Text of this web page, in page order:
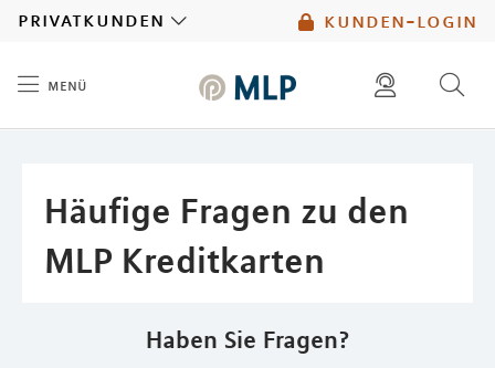
kunden-login
privatkunden
menü
Häufige Fragen zu den
MLP Kreditkarten
Haben Sie Fragen?